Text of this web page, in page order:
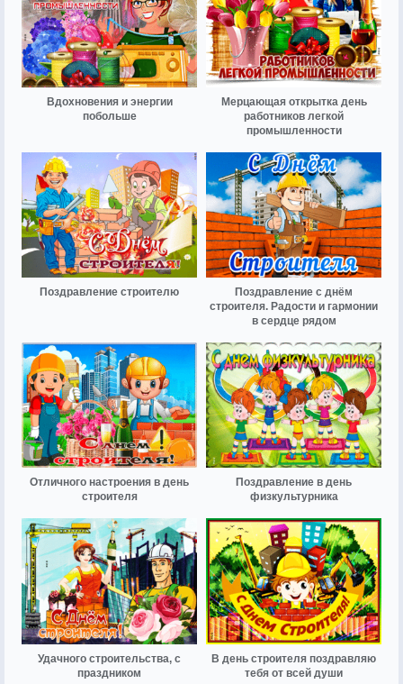
Вдохновения и энергии
побольше
Мерцающая открытка день
работников легкой
промышленности
Поздравление строителю
Поздравление с днём
строителя. Радости и гармонии
в сердце рядом
Отличного настроения в день
строителя
Поздравление в день
физкультурника
Удачного строительства, с
праздником
В день строителя поздравляю
тебя от всей души